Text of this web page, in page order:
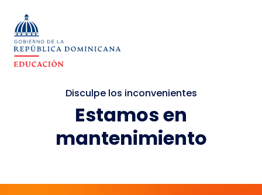
Disculpe los inconvenientes
Estamos en
mantenimiento